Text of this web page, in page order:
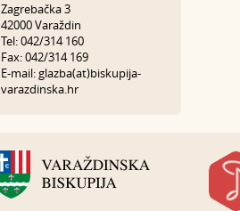
Zagrebačka 3
42000 Varaždin
Tel: 042/314 160
Fax: 042/314 169
E-mail: glazba(at)biskupija-
varazdinska.hr